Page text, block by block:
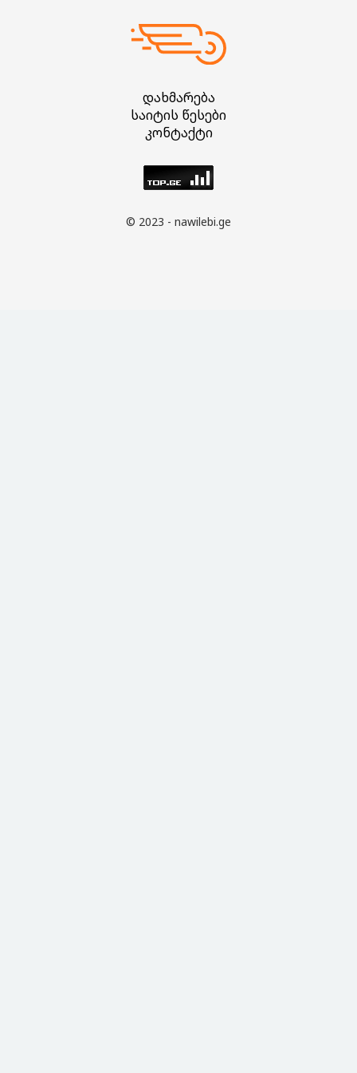
დახმარება
საიტის წესები
კონტაქტი
© 2023 - nawilebi.ge